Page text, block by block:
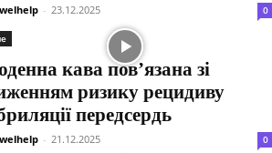
- 23.12.2025 0
кава пов’язана зі
ризику рецидиву
передсердь
- 21.12.2025 0